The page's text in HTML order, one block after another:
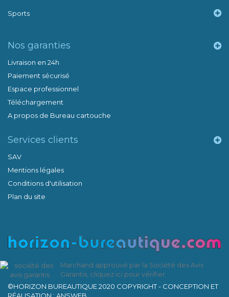
Sports
Nos garanties
Livraison en 24h
Paiement sécurisé
Espace professionnel
Téléchargement
A propos de Bureau cartouche
Services clients
SAV
Mentions légales
Conditions d'utilisation
Plan du site
Marchand approuvé par la Société des Avis
Garantis, cliquez ici pour vérifier
©HORIZON BUREAUTIQUE 2020 COPYRIGHT - CONCEPTION ET